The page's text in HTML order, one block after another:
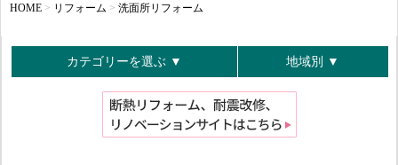
HOME > リフォーム > 洗面所リフォーム
カテゴリーを選ぶ ▼ 地域別 ▼